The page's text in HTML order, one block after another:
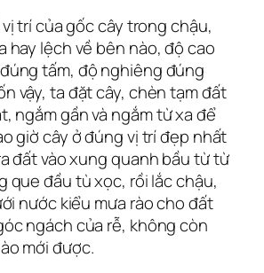
trí của gốc cây trong chậu,
hay lệch về bên nào, độ cao
tấm, độ nghiêng đúng
vậy, ta đặt cây, chèn tạm đất
ngắm gần và ngắm từ xa để
giờ cây ở đúng vị trí đẹp nhất
đất vào xung quanh bầu từ từ
que đầu tù xọc, rồi lắc chậu,
nước kiểu mưa rào cho đất
ngách của rễ, không còn
mới được.